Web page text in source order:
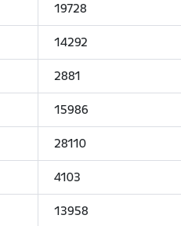
19728
14292
2881
15986
28110
4103
13958